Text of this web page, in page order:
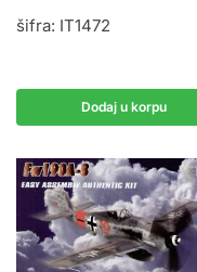
šifra: IT1472
Dodaj u korpu